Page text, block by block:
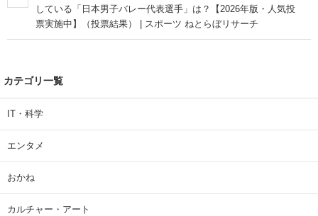
している「日本男子バレー代表選手」は？【2026年版・人気投
票実施中】（投票結果） | スポーツ ねとらぼリサーチ
カテゴリ一覧
IT・科学
エンタメ
おかね
カルチャー・アート